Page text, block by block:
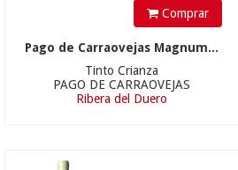
Comprar
Pago de Carraovejas Magnum...
Tinto Crianza
PAGO DE CARRAOVEJAS
Ribera del Duero